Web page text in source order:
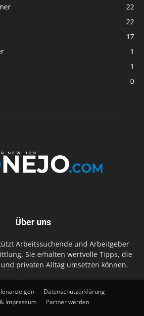
22
22
17
1
1
0
Über uns
Arbeitssuchende und Arbeitgeber
Sie erhalten wertvolle Tipps, die
privaten Alltag umsetzen können.
Datenschutzerklärung
Impressum
Partner werden